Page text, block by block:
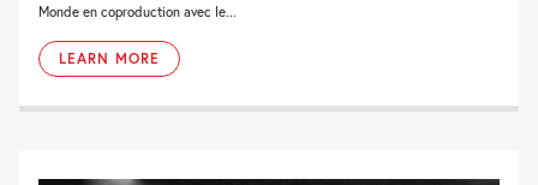
Monde en coproduction avec le...
LEARN MORE